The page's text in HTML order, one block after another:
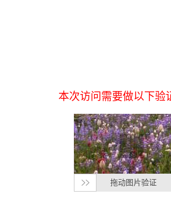
本次访问需要做以下验
拖动图片验证